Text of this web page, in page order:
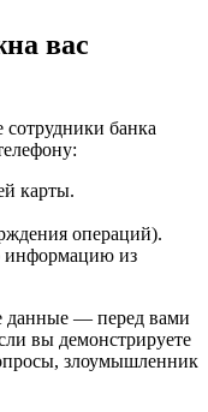
вас
банка
карты.
операций).
информацию из
данные — перед вами
вы демонстрируете
злоумышленник